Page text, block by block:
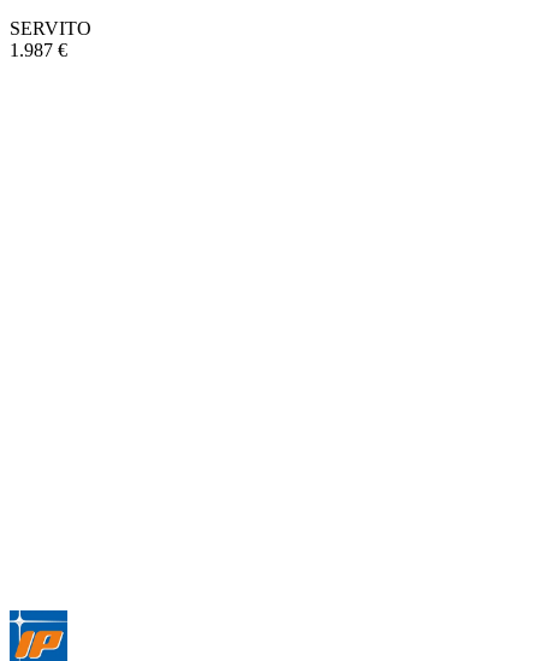
SERVITO
1.987 €